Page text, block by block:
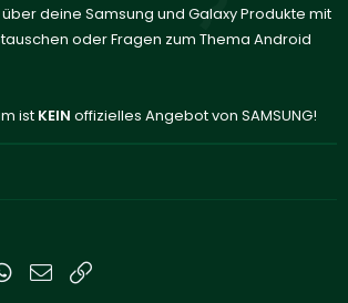
deine Samsung und Galaxy Produkte mit
oder Fragen zum Thema Android
ist KEIN offizielles Angebot von SAMSUNG!
WhatsApp
E-Mail